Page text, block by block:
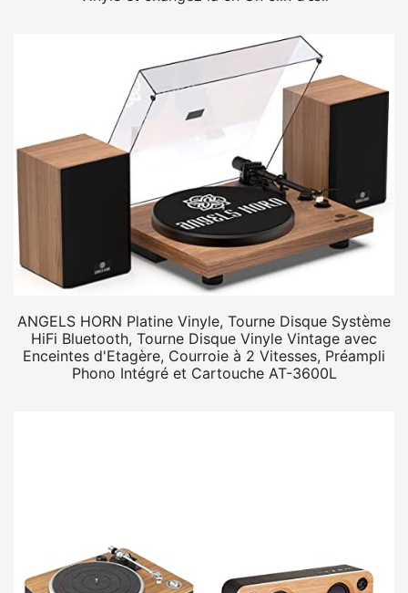
ANGELS HORN Platine Vinyle, Tourne Disque Système
HiFi Bluetooth, Tourne Disque Vinyle Vintage avec
Enceintes d'Etagère, Courroie à 2 Vitesses, Préampli
Phono Intégré et Cartouche AT-3600L